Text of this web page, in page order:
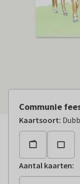
Communie
Kaartsoort:
Aantal kaarten: